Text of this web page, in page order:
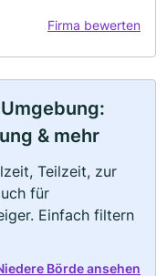
Firma bewerten
& mehr
Teilzeit, zur
für
Einfach filtern
Börde ansehen